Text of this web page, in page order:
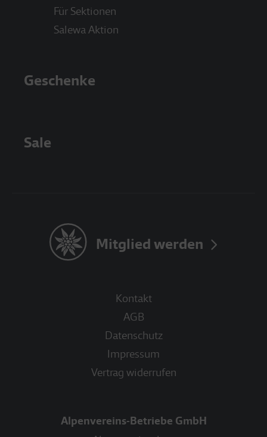
Für Sektionen
Salewa Aktion
Geschenke
Sale
Kontakt
AGB
Datenschutz
Impressum
Vertrag widerrufen
Alpenvereins-Betriebe GmbH
Mitglied werden